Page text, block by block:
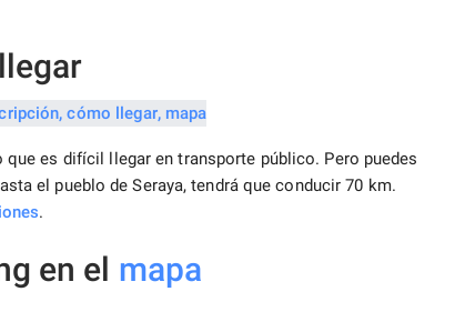
que es difícil llegar en transporte público. Pero puedes
el pueblo de Seraya, tendrá que conducir 70 km.
.
en el mapa